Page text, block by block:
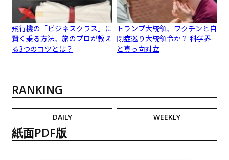
飛行機の「ビジネスクラス」に
賢く乗る方法、旅のプロが教え
る3つのコツとは？
トランプ大統領、ワクチンと自
閉症巡り大統領令か？ 科学界
と真っ向対立
RANKING
DAILY WEEKLY
紙面PDF版